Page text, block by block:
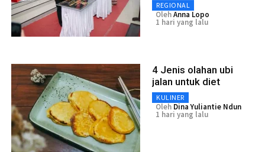
REGIONAL
OlehAnna Lopo
1 hari yang lalu
4 Jenis olahan ubi
jalan untuk diet
KULINER
Oleh Dina Yuliantie Ndun
1 hari yang lalu